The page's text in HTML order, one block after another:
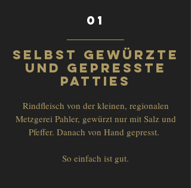
01
selbst gewürzte
und gepresste
patties
Rindfleisch von der kleinen, regionalen
Metzgerei Pahler, gewürzt nur mit Salz und
Pfeffer. Danach von Hand gepresst.
So einfach ist gut.